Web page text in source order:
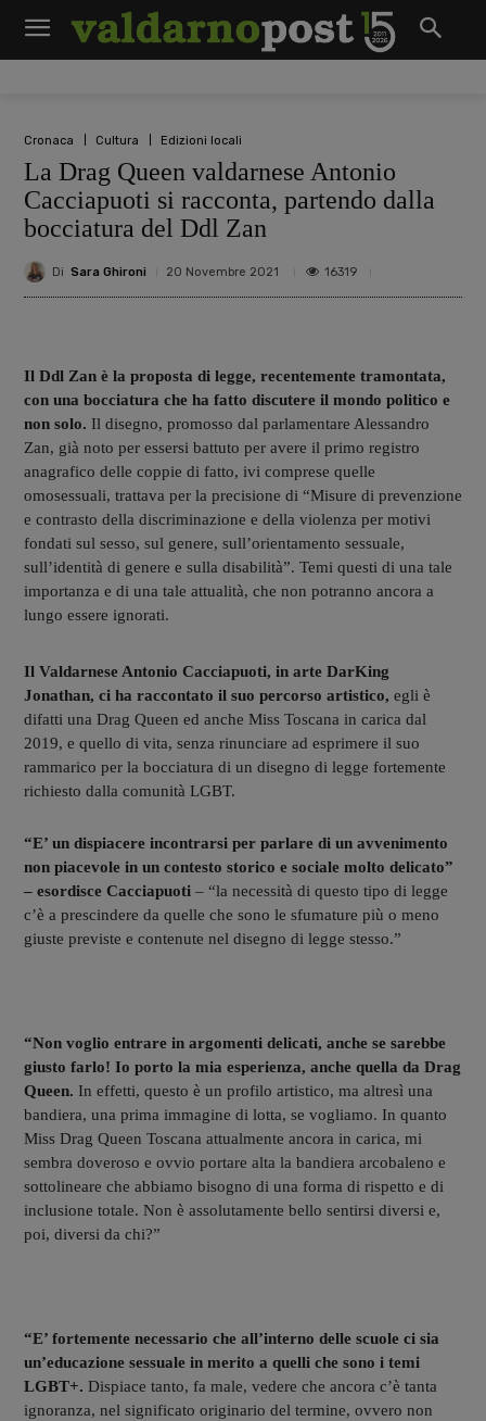
Cronaca Cultura Edizioni locali
La Drag Queen valdarnese Antonio
Cacciapuoti si racconta, partendo dalla
bocciatura del Ddl Zan
Di Sara Ghironi 20 Novembre 2021 16319
Il Ddl Zan è la proposta di legge, recentemente tramontata,
con una bocciatura che ha fatto discutere il mondo politico e
non solo. Il disegno, promosso dal parlamentare Alessandro
Zan, già noto per essersi battuto per avere il primo registro
anagrafico delle coppie di fatto, ivi comprese quelle
omosessuali, trattava per la precisione di “Misure di prevenzione
e contrasto della discriminazione e della violenza per motivi
fondati sul sesso, sul genere, sull’orientamento sessuale,
sull’identità di genere e sulla disabilità”. Temi questi di una tale
importanza e di una tale attualità, che non potranno ancora a
lungo essere ignorati.
Il Valdarnese Antonio Cacciapuoti, in arte DarKing
Jonathan, ci ha raccontato il suo percorso artistico, egli è
difatti una Drag Queen ed anche Miss Toscana in carica dal
2019, e quello di vita, senza rinunciare ad esprimere il suo
rammarico per la bocciatura di un disegno di legge fortemente
richiesto dalla comunità LGBT.
“E’ un dispiacere incontrarsi per parlare di un avvenimento
non piacevole in un contesto storico e sociale molto delicato”
– esordisce Cacciapuoti – “la necessità di questo tipo di legge
c’è a prescindere da quelle che sono le sfumature più o meno
giuste previste e contenute nel disegno di legge stesso.”
“Non voglio entrare in argomenti delicati, anche se sarebbe
giusto farlo! Io porto la mia esperienza, anche quella da Drag
Queen. In effetti, questo è un profilo artistico, ma altresì una
bandiera, una prima immagine di lotta, se vogliamo. In quanto
Miss Drag Queen Toscana attualmente ancora in carica, mi
sembra doveroso e ovvio portare alta la bandiera arcobaleno e
sottolineare che abbiamo bisogno di una forma di rispetto e di
inclusione totale. Non è assolutamente bello sentirsi diversi e,
poi, diversi da chi?”
“E’ fortemente necessario che all’interno delle scuole ci sia
un’educazione sessuale in merito a quelli che sono i temi
LGBT+. Dispiace tanto, fa male, vedere che ancora c’è tanta
ignoranza, nel significato originario del termine, ovvero non